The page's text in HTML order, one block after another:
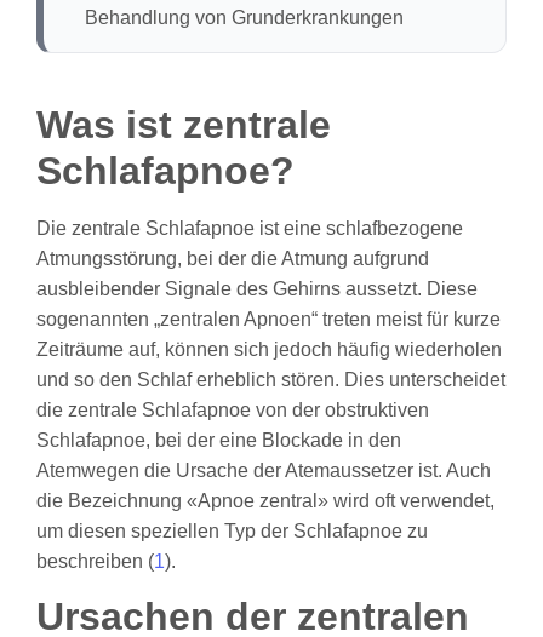
Behandlung von Grunderkrankungen
Was ist zentrale
Schlafapnoe?
Die zentrale Schlafapnoe ist eine schlafbezogene
Atmungsstörung, bei der die Atmung aufgrund
ausbleibender Signale des Gehirns aussetzt. Diese
sogenannten „zentralen Apnoen“ treten meist für kurze
Zeiträume auf, können sich jedoch häufig wiederholen
und so den Schlaf erheblich stören. Dies unterscheidet
die zentrale Schlafapnoe von der obstruktiven
Schlafapnoe, bei der eine Blockade in den
Atemwegen die Ursache der Atemaussetzer ist. Auch
die Bezeichnung «Apnoe zentral» wird oft verwendet,
um diesen speziellen Typ der Schlafapnoe zu
beschreiben (1).
Ursachen der zentralen